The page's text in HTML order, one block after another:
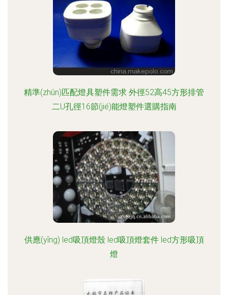
精準(zhǔn)匹配燈具塑件需求 外徑52高45方形排管
二U孔徑16節(jié)能燈塑件選購指南
供應(yīng) led吸頂燈殼 led吸頂燈套件 led方形吸頂
燈